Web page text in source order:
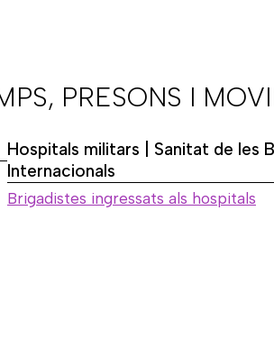
PRESONS I
Hospitals militars | Sanitat de les
Internacionals
Brigadistes ingressats als hospitals